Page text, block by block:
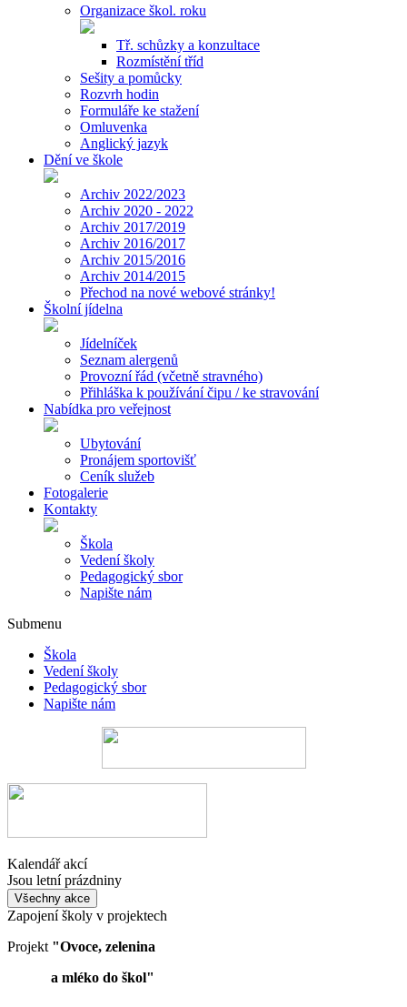
Organizace škol. roku
Tř. schůzky a konzultace
Rozmístění tříd
Sešity a pomůcky
Rozvrh hodin
Formuláře ke stažení
Omluvenka
Anglický jazyk
Dění ve škole
Archiv 2022/2023
Archiv 2020 - 2022
Archiv 2017/2019
Archiv 2016/2017
Archiv 2015/2016
Archiv 2014/2015
Přechod na nové webové stránky!
Školní jídelna
Jídelníček
Seznam alergenů
Provozní řád (včetně stravného)
Přihláška k používání čipu / ke stravování
Nabídka pro veřejnost
Ubytování
Pronájem sportovišť
Ceník služeb
Fotogalerie
Kontakty
Škola
Vedení školy
Pedagogický sbor
Napište nám
Submenu
Škola
Vedení školy
Pedagogický sbor
Napište nám
Kalendář akcí
Jsou letní prázdniny
Všechny akce
Zapojení školy v projektech
Projekt "Ovoce, zelenina
a mléko do škol"